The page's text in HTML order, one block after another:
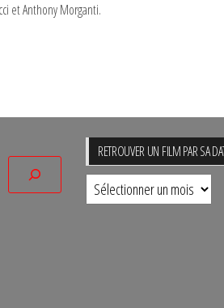
et Anthony Morganti.
RETROUVER UN FILM PAR SA
Retrouver
un